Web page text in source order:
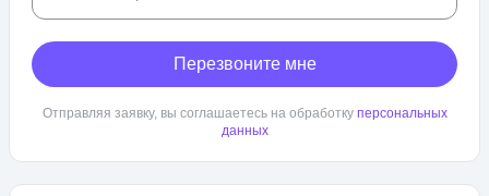
Перезвоните мне
Отправляя заявку, вы соглашаетесь на обработку персональных
данных